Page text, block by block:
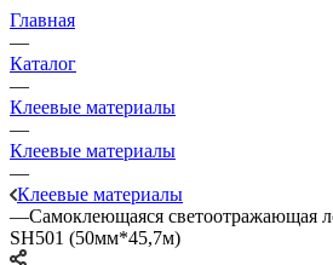
Главная
—
Каталог
—
Клеевые материалы
—
Клеевые материалы
—
Клеевые материалы
—Самоклеющаяся светоотражающая
SH501 (50мм*45,7м)